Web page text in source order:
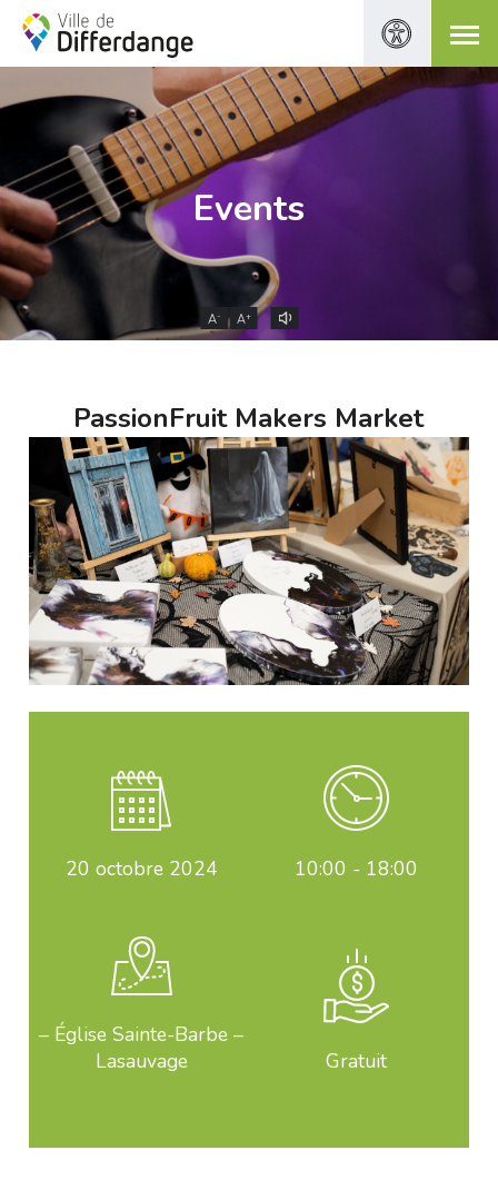
Events
A- A+
PassionFruit Makers Market
20 octobre 2024 10:00 - 18:00
– Église Sainte-Barbe –
Lasauvage
Gratuit